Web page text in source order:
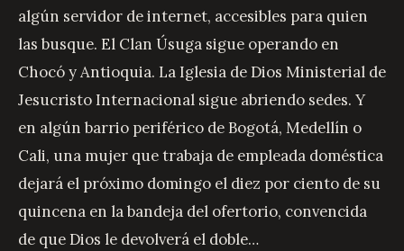
algún servidor de internet, accesibles para quien
las busque. El Clan Úsuga sigue operando en
Chocó y Antioquia. La Iglesia de Dios Ministerial de
Jesucristo Internacional sigue abriendo sedes. Y
en algún barrio periférico de Bogotá, Medellín o
Cali, una mujer que trabaja de empleada doméstica
dejará el próximo domingo el diez por ciento de su
quincena en la bandeja del ofertorio, convencida
de que Dios le devolverá el doble…